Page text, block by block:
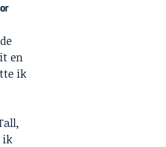
en
ik
ik